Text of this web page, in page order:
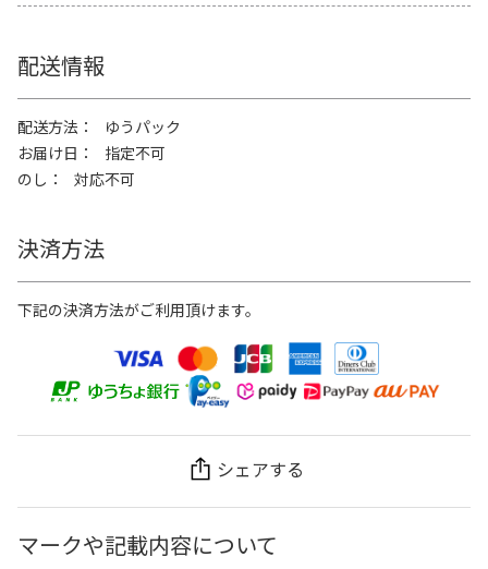
配送情報
配送方法
ゆうパック
お届け日
指定不可
のし
対応不可
決済方法
下記の決済方法がご利用頂けます。
シェアする
マークや記載内容について